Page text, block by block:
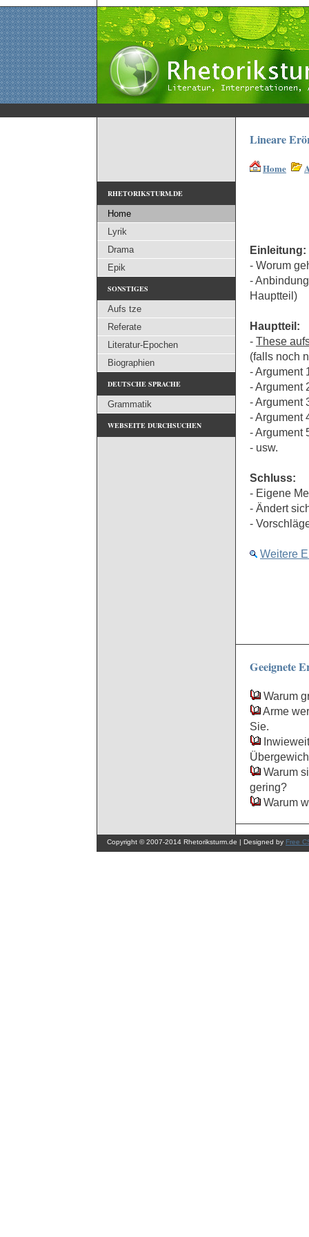
Lineare
Home
Einleitung:
- Worum
-
Hauptteil)
Hauptteil:
- These
(falls noch
- Argument
- Argument
- Argument
- Argument
- Argument
- usw.
Schluss:
- Eigene
- Ändert
-
Weitere
Geeignete
Warum
Arme
Sie.
Warum
gering?
Warum
RHETORIKSTURM.DE
Home
Lyrik
Drama
Epik
SONSTIGES
Aufs tze
Referate
Literatur-Epochen
Biographien
DEUTSCHE SPRACHE
Grammatik
WEBSEITE DURCHSUCHEN
Copyright © 2007-2014 Rhetoriksturm.de | Designed by Free